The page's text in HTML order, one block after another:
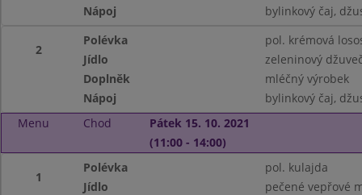
Nápoj
bylinkový čaj,
2
Polévka
pol. krémová
Jídlo
zeleninový
Doplněk
mléčný výrobek
Nápoj
bylinkový čaj,
Menu
Chod
Pátek 15. 10. 2021
(11:00 - 14:00)
1
Polévka
pol. kulajda
Jídlo
pečené vepřové